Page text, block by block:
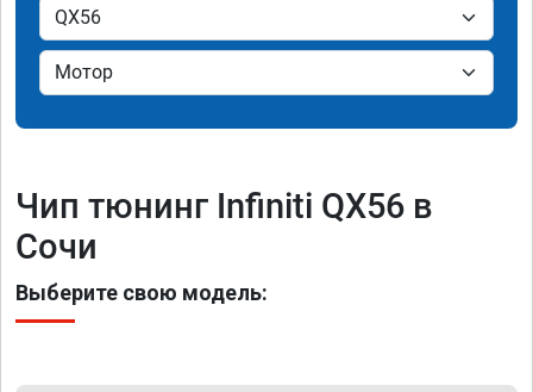
Чип тюнинг Infiniti QX56 в
Сочи
Выберите свою модель: